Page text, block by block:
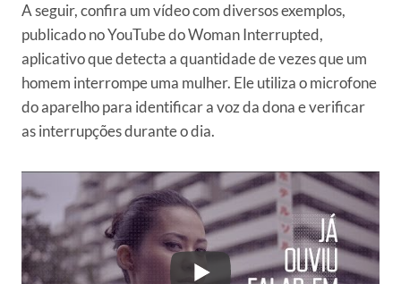
A seguir, confira um vídeo com diversos exemplos,
publicado no YouTube do Woman Interrupted,
aplicativo que detecta a quantidade de vezes que um
homem interrompe uma mulher. Ele utiliza o microfone
do aparelho para identificar a voz da dona e verificar
as interrupções durante o dia.